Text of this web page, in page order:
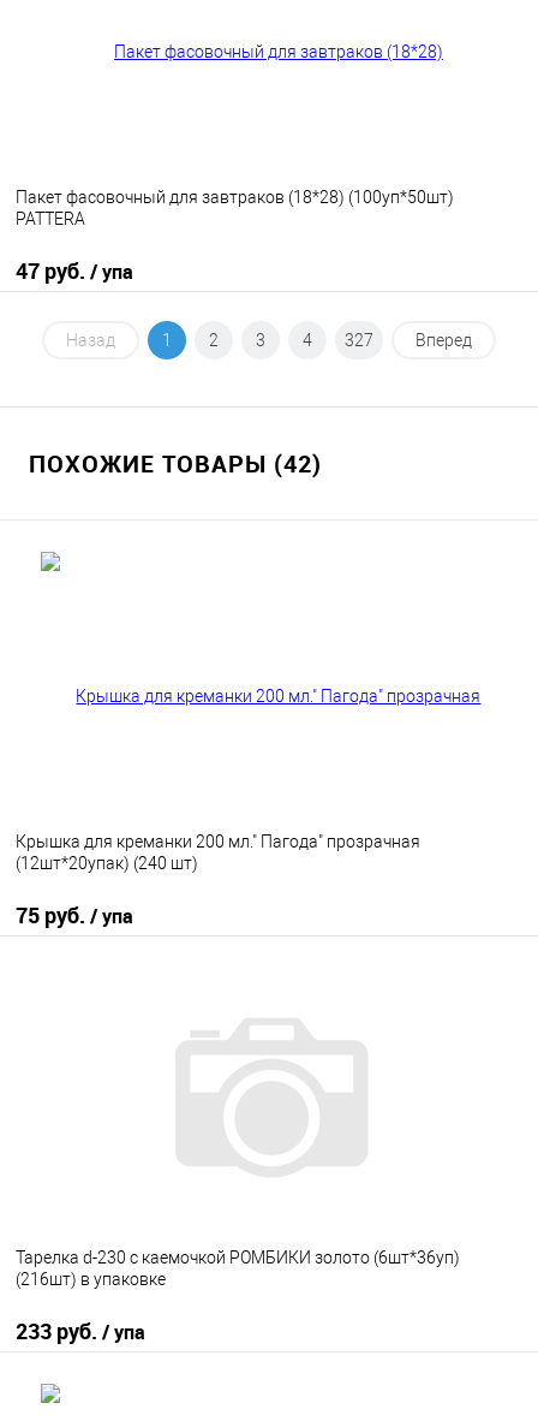
Пакет фасовочный для завтраков (18*28) (100уп*50шт)
PATTERA
47 руб. / упа
В корзину
В избранное В наличии
Назад 1 2 3 4 327 Вперед
ПОХОЖИЕ ТОВАРЫ (42)
Крышка для креманки 200 мл." Пагода" прозрачная
(12шт*20упак) (240 шт)
75 руб. / упа
В наличии
Тарелка d-230 с каемочкой РОМБИКИ золото (6шт*36уп)
(216шт) в упаковке
233 руб. / упа